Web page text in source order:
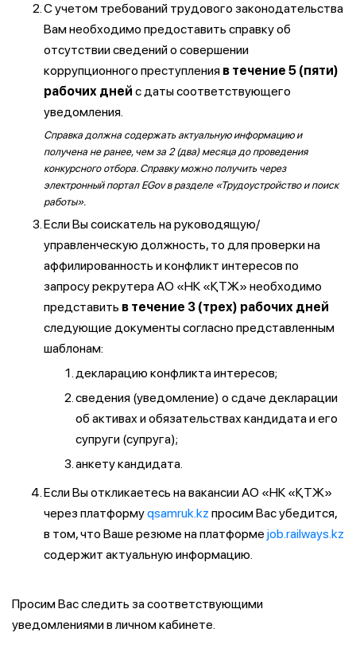
С учетом требований трудового законодательства
Вам необходимо предоставить справку об
отсутствии сведений о совершении
коррупционного преступления в течение 5 (пяти)
рабочих дней с даты соответствующего
уведомления.
Справка должна содержать актуальную информацию и
получена не ранее, чем за 2 (два) месяца до проведения
конкурсного отбора. Справку можно получить через
электронный портал EGov в разделе «Трудоустройство и поиск
работы».
Если Вы соискатель на руководящую/
управленческую должность, то для проверки на
аффилированность и конфликт интересов по
запросу рекрутера АО «НК «ҚТЖ» необходимо
представить в течение 3 (трех) рабочих дней
следующие документы согласно представленным
шаблонам:
декларацию конфликта интересов;
сведения (уведомление) о сдаче декларации
об активах и обязательствах кандидата и его
супруги (супруга);
анкету кандидата.
Если Вы откликаетесь на вакансии АО «НК «ҚТЖ»
через платформуqsamruk.kz просим Вас убедится,
в том, что Ваше резюме на платформе job.railways.kz
содержит актуальную информацию.
Просим Вас следить за соответствующими
уведомлениями в личном кабинете.